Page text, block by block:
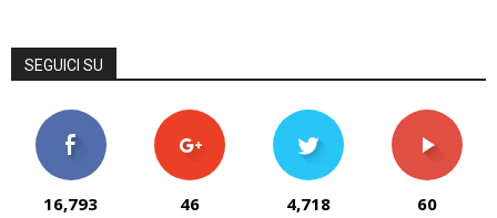
SEGUICI SU
16,793 46 4,718 60